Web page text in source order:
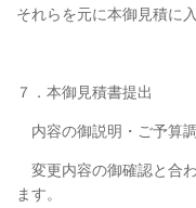
それらを元に本御見積に入
７．本御見積書提出
内容の御説明・ご予算
変更内容の御確認と合
ます。